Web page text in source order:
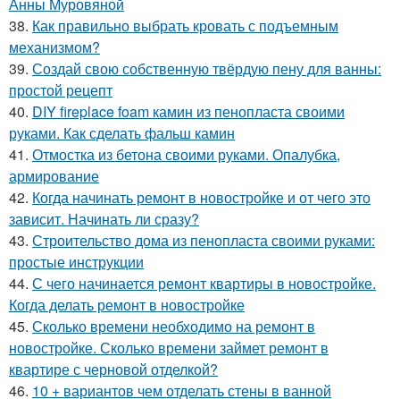
38. Как правильно выбрать кровать с подъемным
механизмом?
39. Создай свою собственную твёрдую пену для ванны:
простой рецепт
40. DIY fireplace foam камин из пенопласта своими
руками. Как сделать фальш камин
41. Отмостка из бетона своими руками. Опалубка,
армирование
42. Когда начинать ремонт в новостройке и от чего это
зависит. Начинать ли сразу?
43. Строительство дома из пенопласта своими руками:
простые инструкции
44. С чего начинается ремонт квартиры в новостройке.
Когда делать ремонт в новостройке
45. Сколько времени необходимо на ремонт в
новостройке. Сколько времени займет ремонт в
квартире с черновой отделкой?
46. 10 + вариантов чем отделать стены в ванной